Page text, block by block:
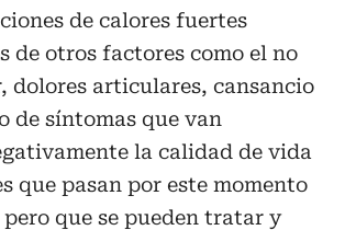
de calores fuertes
de otros factores como el no
dolores articulares, cansancio
de síntomas que van
la calidad de vida
que pasan por este momento
que se pueden tratar y